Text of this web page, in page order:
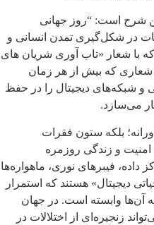
شرح است: “روز جهانی
در شکل‌گیری تمدن انسانی و
با شعار «تاب آوری شریان های
شعاری که بیش از هر زمان
و شبکه‌های دیجیتال را در حفظ
می‌سازد.
بلکه ستون فقرات
و زندگی روزمره
فیبرهای نوری، ماهواره‌ها
دیجیتال» هستند که استمرار
آن‌ها وابسته است. در جهان
زنجیره‌ای از اختلالات در